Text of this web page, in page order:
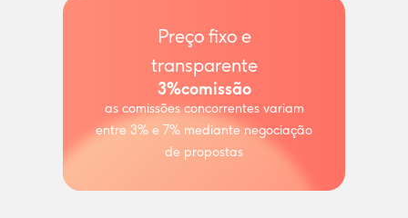
Preço fixo e
transparente
3%comissão
as comissões concorrentes variam
entre 3% e 7% mediante negociação
de propostas